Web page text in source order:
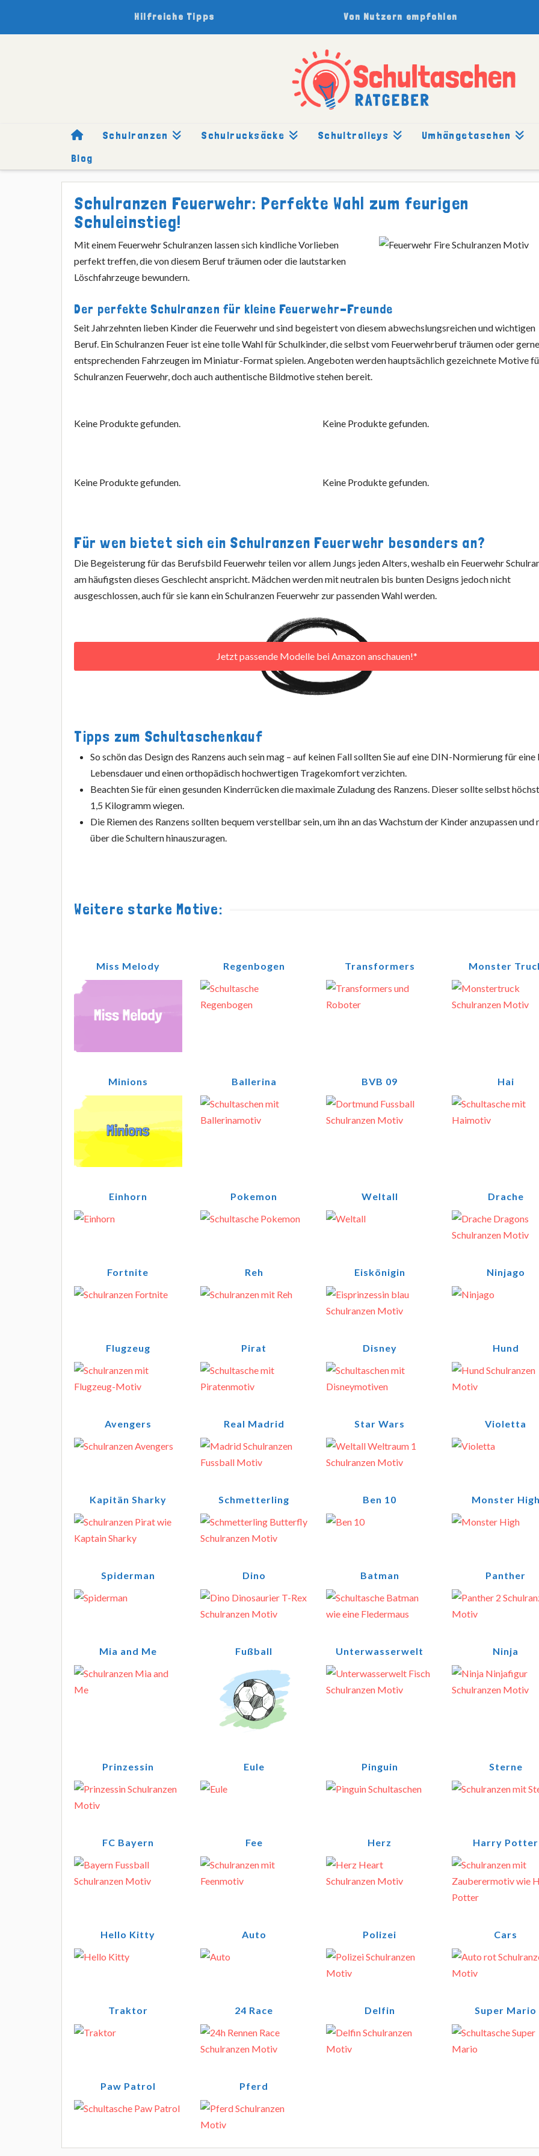
Hilfreiche Tipps Von Nutzern empfohlen
Schulranzen Schulrucksäcke Schultrolleys
Umhängetaschen
Blog
HOMESCHULRANZEN
Schulranzen Feuerwehr: Perfekte Wahl zum feurigen
Schuleinstieg!
Mit einem Feuerwehr Schulranzen lassen sich kindliche Vorlieben
perfekt treffen, die von diesem Beruf träumen oder die lautstarken
Löschfahrzeuge bewundern.
Der perfekte Schulranzen für kleine Feuerwehr-Freunde
Seit Jahrzehnten lieben Kinder die Feuerwehr und sind begeistert von diesem abwechslungsreichen und wichtigen
Beruf. Ein Schulranzen Feuer ist eine tolle Wahl für Schulkinder, die selbst vom Feuerwehrberuf träumen oder
entsprechenden Fahrzeugen im Miniatur-Format spielen. Angeboten werden hauptsächlich gezeichnete Motive
Schulranzen Feuerwehr, doch auch authentische Bildmotive stehen bereit.
Keine Produkte gefunden. Keine Produkte gefunden.
Keine Produkte gefunden. Keine Produkte gefunden.
Für wen bietet sich ein Schulranzen Feuerwehr besonders an?
Die Begeisterung für das Berufsbild Feuerwehr teilen vor allem Jungs jeden Alters, weshalb ein Feuerwehr
am häufigsten dieses Geschlecht anspricht. Mädchen werden mit neutralen bis bunten Designs jedoch nicht
ausgeschlossen, auch für sie kann ein Schulranzen Feuerwehr zur passenden Wahl werden.
Jetzt passende Modelle bei Amazon anschauen!*
Tipps zum Schultaschenkauf
So schön das Design des Ranzens auch sein mag – auf keinen Fall sollten Sie auf eine DIN-Normierung für eine
Lebensdauer und einen orthopädisch hochwertigen Tragekomfort verzichten.
Beachten Sie für einen gesunden Kinderrücken die maximale Zuladung des Ranzens. Dieser sollte selbst
1,5 Kilogramm wiegen.
Die Riemen des Ranzens sollten bequem verstellbar sein, um ihn an das Wachstum der Kinder anzupassen und
über die Schultern hinauszuragen.
Weitere starke Motive:
Miss Melody Regenbogen Transformers Monster
Minions Ballerina BVB 09 Hai
Einhorn Pokemon Weltall Drache
Fortnite Reh Eiskönigin Ninjago
Flugzeug Pirat Disney Hund
Avengers Real Madrid Star Wars Violetta
Kapitän Sharky Schmetterling Ben 10 Monster
Spiderman Dino Batman Panther
Mia and Me Fußball Unterwasserwelt Ninja
Prinzessin Eule Pinguin Sterne
FC Bayern Fee Herz Harry Potter
Hello Kitty Auto Polizei Cars
Traktor 24 Race Delfin Super Mario
Paw Patrol Pferd